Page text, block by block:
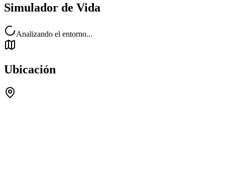
Simulador de Vida
Analizando el entorno...
Ubicación